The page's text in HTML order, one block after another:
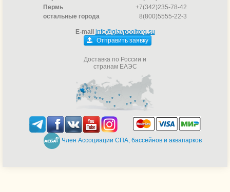
Пермь
+7(342)235-78-42
остальные города
8(800)5555-22-3
E-mail info@glavpooltorg.su
Отправить заявку
Доставка по России и
странам ЕАЭС
Член Ассоциации СПА, бассейнов и аквапарков